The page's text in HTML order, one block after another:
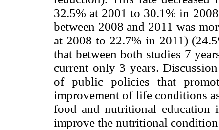
32.5% at 2001 to 30.1% in
between 2008 and 2011 was
at 2008 to 22.7% in 2011)
that between both studies 7
current only 3 years.
of public policies that
improvement of life conditions
food and nutritional
improve the nutritional